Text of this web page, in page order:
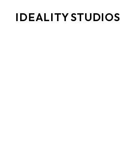
IDEALITY STUDIOS